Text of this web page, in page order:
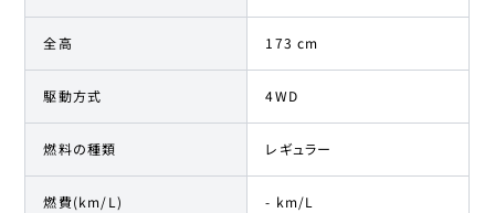
全高 173 cm
駆動方式 4WD
燃料の種類 レギュラー
燃費(km/L) - km/L